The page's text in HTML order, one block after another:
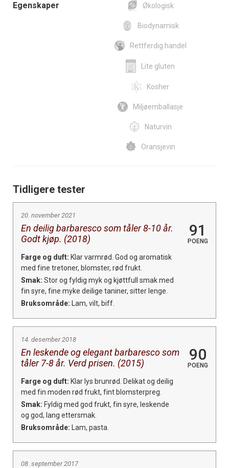
Egenskaper Økologisk
Biodynamisk
Rettferdig handel
Lite gluten
Kosher
Miljøemballasje
Naturvin
Oransjevin
Tidligere tester
20. november 2021
En deilig barbaresco som tåler 8-10 år.
Godt kjøp. (2018)
91
POENG
Farge og duft: Klar varmrød. God og aromatisk
med fine tretoner, blomster, rød frukt.
Smak: Stor og fyldig myk og kjøttfull smak med
fin syre, fine myke deilige taniner, sitter lenge.
Bruksområde: Lam, vilt, biff.
14. desember 2018
En leskende og elegant barbaresco som
tåler 7-8 år. Verd prisen. (2015)
90
POENG
Farge og duft: Klar lys brunrød. Delikat og deilig
med fin moden rød frukt, fint blomsterpreg.
Smak: Fyldig med god frukt, fin syre, leskende
og god, lang ettersmak.
Bruksområde: Lam, pasta.
08. september 2017